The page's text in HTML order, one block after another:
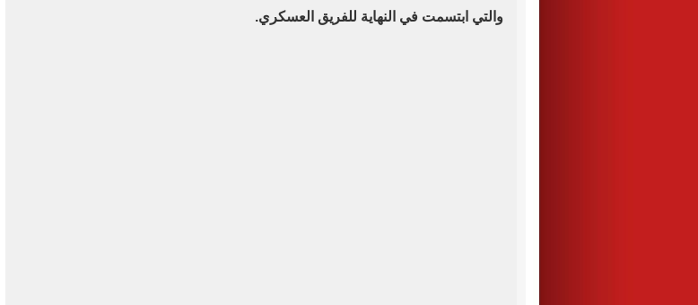
والتي ابتسمت في النهاية للفريق العسكري.